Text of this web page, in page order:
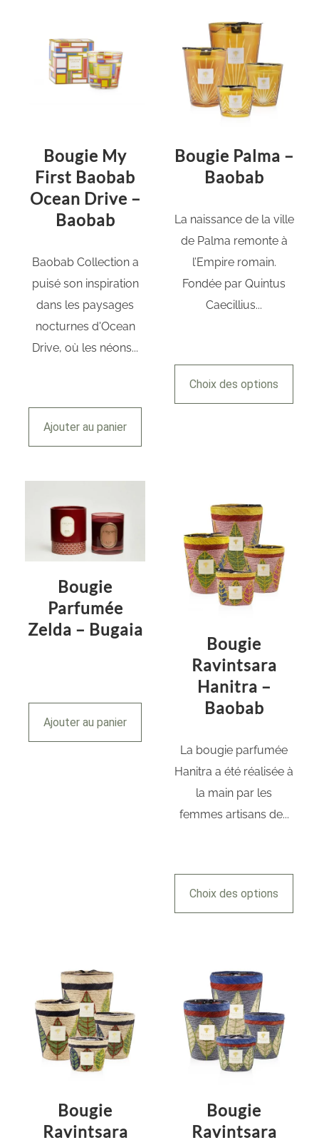
Bougie My
First Baobab
Ocean Drive –
Baobab
Baobab Collection a
puisé son inspiration
dans les paysages
nocturnes d'Ocean
Drive, où les néons...
Ajouter au panier
Bougie Palma –
Baobab
La naissance de la ville
de Palma remonte à
l’Empire romain.
Fondée par Quintus
Caecillius...
Choix des options
Bougie
Parfumée
Zelda – Bugaia
Ajouter au panier
Bougie
Ravintsara
Hanitra –
Baobab
La bougie parfumée
Hanitra a été réalisée à
la main par les
femmes artisans de...
Choix des options
Bougie
Ravintsara
Bougie
Ravintsara